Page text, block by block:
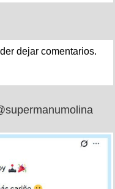
dejar comentarios.